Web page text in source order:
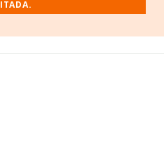
en la base de datos de
de antigüedad desde la